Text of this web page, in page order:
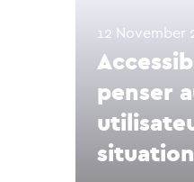
12 November
penser